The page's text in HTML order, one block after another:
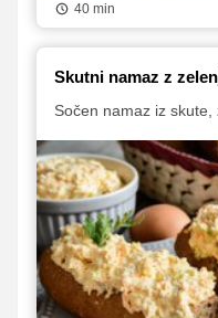
40 min
Skutni namaz z
Sočen namaz iz skute,